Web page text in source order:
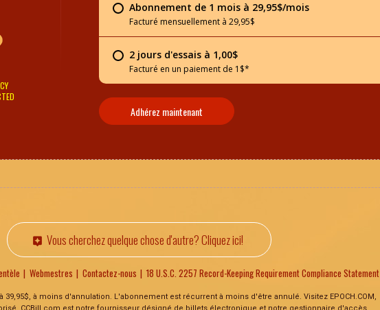
Abonnement de 1 mois à 29,95$/mois
Facturé mensuellement à 29,95$
2 jours d'essais à 1,00$
Facturé en un paiement de 1$*
Adhérez maintenant
Vous cherchez quelque chose d'autre? Cliquez ici!
Webmestres Contactez-nous 18 U.S.C. 2257 Record-Keeping Requirement Compliance Statement
39,95$, à moins d'annulation. L'abonnement est récurrent à moins d'être annulé. Visitez EPOCH.COM,